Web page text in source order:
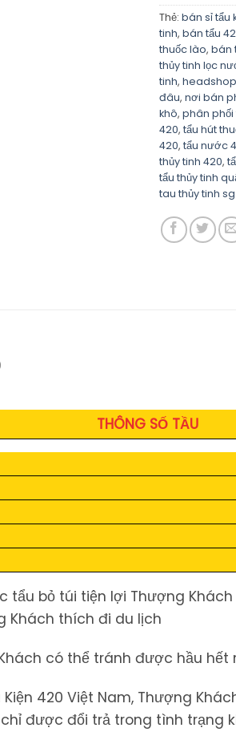
Thẻ: bán sỉ tẩu
tinh, bán tẩu
thuốc lào, bán
thủy tinh lọc
tinh, headshop
đâu, nơi bán
khô, phân
420, tẩu hút
420, tẩu nước
thủy tinh 420,
tẩu thủy tinh
tau thủy tinh sg
THÔNG SỐ TẦU
tẩu bỏ túi tiện lợi Thượng
Khách thích đi du lịch
có thể tránh được hầu
420 Việt Nam, Thượng
được đổi trả trong tình trạng